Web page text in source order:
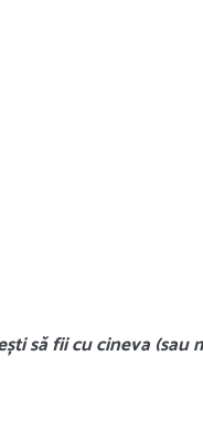
să fii cu cineva (sau